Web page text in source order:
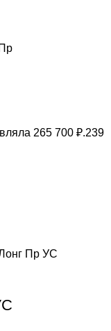
265 700 ₽.239
Пр УС